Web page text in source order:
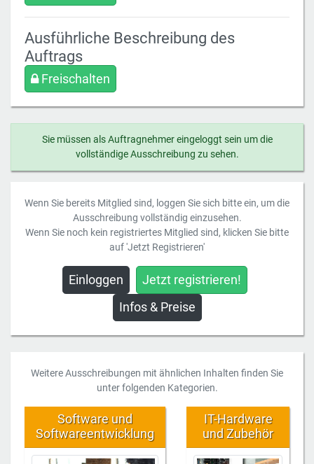
Ausführliche Beschreibung des
Auftrags
Freischalten
Sie müssen als Auftragnehmer eingeloggt sein um die
vollständige Ausschreibung zu sehen.
Wenn Sie bereits Mitglied sind, loggen Sie sich bitte ein, um die
Ausschreibung vollständig einzusehen.
Wenn Sie noch kein registriertes Mitglied sind, klicken Sie bitte
auf 'Jetzt Registrieren'
Einloggen
Jetzt registrieren!
Infos & Preise
Weitere Ausschreibungen mit ähnlichen Inhalten finden Sie
unter folgenden Kategorien.
Software und
Softwareentwicklung
IT-Hardware
und Zubehör